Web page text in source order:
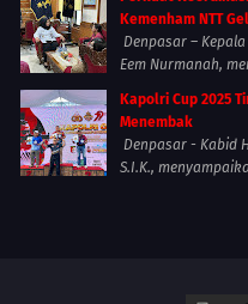
Kemenham NTT
Denpasar –
Eem Nurmanah,
Kapolri Cup 2025
Menembak
Denpasar - Kabid
S.I.K.,